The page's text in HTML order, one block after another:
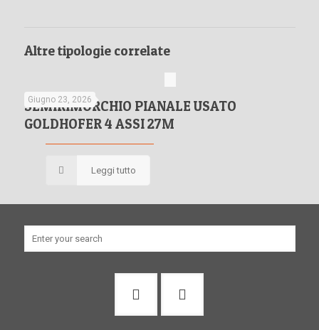
Altre tipologie correlate
SEMIRIMORCHIO
4
ASSI
Giugno 23, 2026
SEMIRIMORCHIO PIANALE USATO
GOLDHOFER 4 ASSI 27M
Leggi tutto